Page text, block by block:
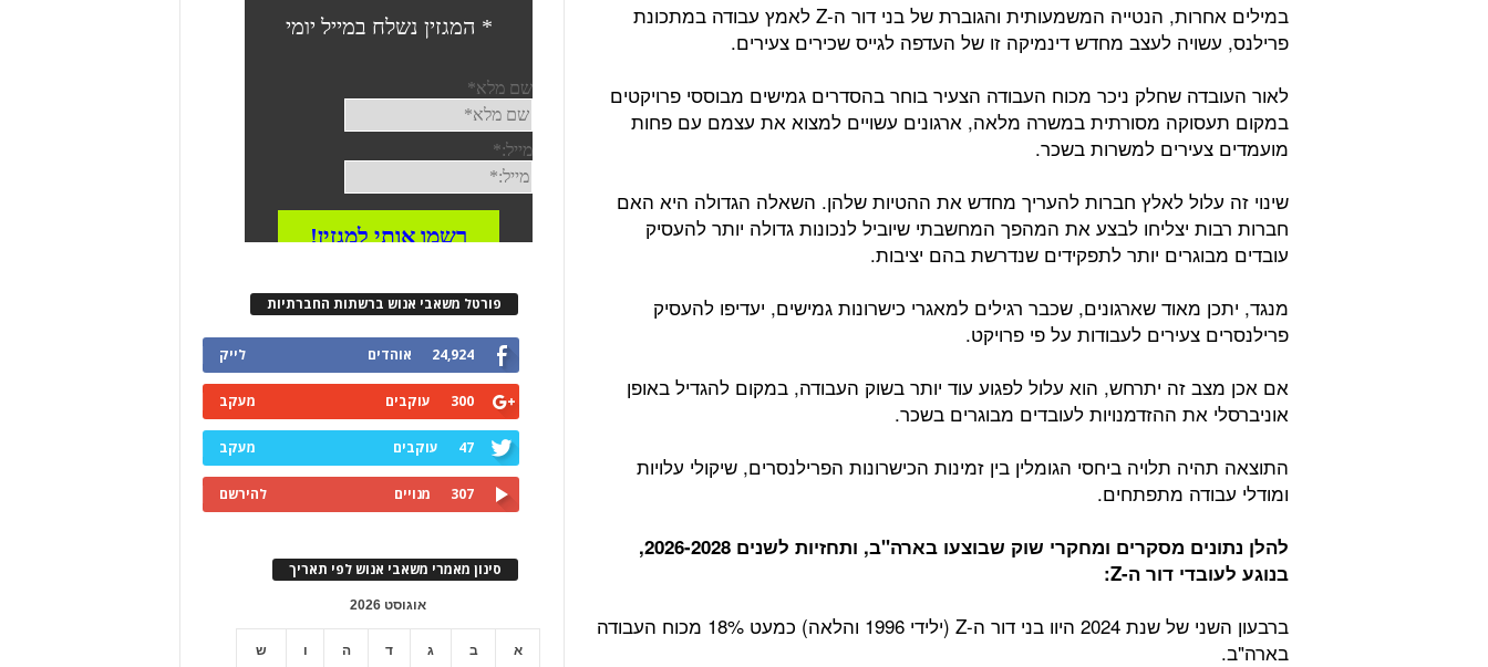
במילים אחרות, הנטייה המשמעותית והגוברת של בני דור ה-Z לאמץ עבודה במתכונת
פרילנס, עשויה לעצב מחדש דינמיקה זו של העדפה לגייס שכירים צעירים.
לאור העובדה שחלק ניכר מכוח העבודה הצעיר בוחר בהסדרים גמישים מבוססי פרויקטים
במקום תעסוקה מסורתית במשרה מלאה, ארגונים עשויים למצוא את עצמם עם פחות
מועמדים צעירים למשרות בשכר.
שינוי זה עלול לאלץ חברות להעריך מחדש את ההטיות שלהן. השאלה הגדולה היא האם
חברות רבות יצליחו לבצע את המהפך המחשבתי שיוביל לנכונות גדולה יותר להעסיק
עובדים מבוגרים יותר לתפקידים שנדרשת בהם יציבות.
מנגד, יתכן מאוד שארגונים, שכבר רגילים למאגרי כישרונות גמישים, יעדיפו להעסיק
פרילנסרים צעירים לעבודות על פי פרויקט.
אם אכן מצב זה יתרחש, הוא עלול לפגוע עוד יותר בשוק העבודה, במקום להגדיל באופן
אוניברסלי את ההזדמנויות לעובדים מבוגרים בשכר.
התוצאה תהיה תלויה ביחסי הגומלין בין זמינות הכישרונות הפרילנסרים, שיקולי עלויות
ומודלי עבודה מתפתחים.
להלן נתונים מסקרים ומחקרי שוק שבוצעו בארה"ב, ותחזיות לשנים 2026-2028,
בנוגע לעובדי דור ה-Z
:
ברבעון השני של שנת 2024 היוו בני דור ה-Z (ילידי 1996 והלאה) כמעט 18% מכוח העבודה
בארה"ב.
פורטל משאבי אנוש ברשתות החברתיות
24,924 אוהדים לייק
300 עוקבים מעקב
47 עוקבים מעקב
307 מנויים להירשם
סינון מאמרי משאבי אנוש לפי תאריך
אוגוסט 2026
א ב ג ד ה ו ש